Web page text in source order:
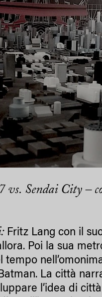
vs. Sendai City –
Fritz Lang con il
Poi la sua
tempo
La città
l’idea di